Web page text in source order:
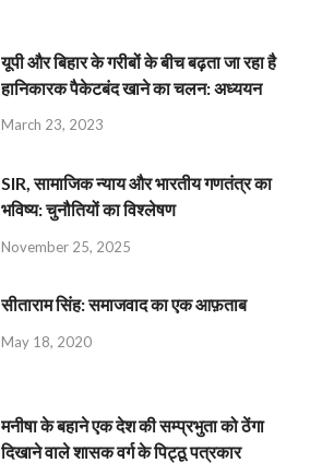
यूपी और बिहार के गरीबों के बीच बढ़ता जा रहा है
हानिकारक पैकेटबंद खाने का चलन: अध्ययन
March 23, 2023
SIR, सामाजिक न्याय और भारतीय गणतंत्र का
भविष्य: चुनौतियों का विश्लेषण
November 25, 2025
सीताराम सिंह: समाजवाद का एक आफ़ताब
May 18, 2020
मनीषा के बहाने एक देश की सम्प्रभुता को ठेंगा
दिखाने वाले शासक वर्ग के पिट्ठू पत्रकार